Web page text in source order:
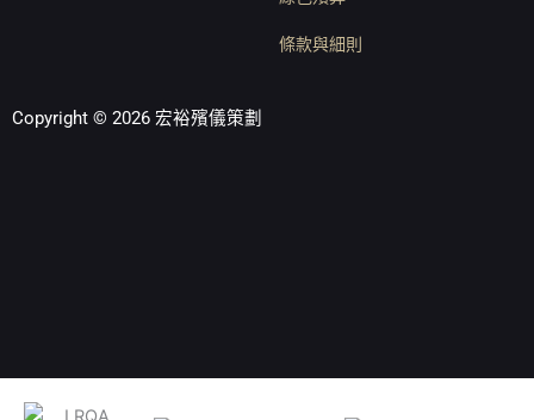
條款與細則
Copyright © 2026 宏裕殯儀策劃